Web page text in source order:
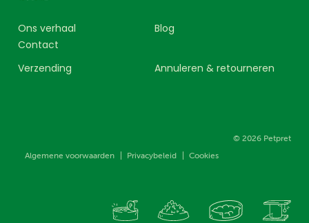
Ons verhaal
Blog
Contact
Verzending
Annuleren & retourneren
© 2026 Petpret
Algemene voorwaarden
Privacybeleid Cookies
Dinsdag - vrijdag: 10u00 - 18u00